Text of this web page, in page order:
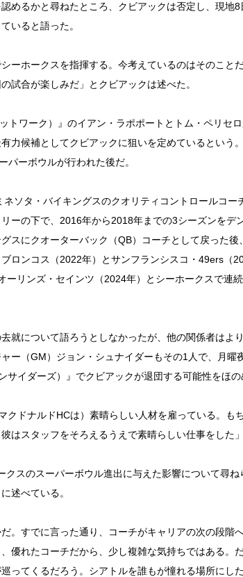
めるかと尋ねたところ、クビアックは否定し、現地
いると語った。
シーホークスを指揮する。今考えているのはそのこと
試合が楽しみだ」とクビアックは述べた。
トワーク）』のイアン・ラポポートとトム・ペリセ
力候補としてクビアックに狙いを定めているという
パーボウルが行われた後だ。
ソタ・バイキングスのクオリティコントロールコ
ーの下で、2016年から2018年までの3シーズンをデ
スにクオーターバック（QB）コーチとして戻った
ロンコス（2022年）とサンフランシスコ・49ers（
ーリンズ・セインツ（2024年）とシーホークスで連
就について語ろうとしなかったが、他の関係者はよ
ー（GM）ジョン・シュナイダーもその1人で、月曜
サイダーズ）』でクビアックが退団する可能性をほの
クドナルドHCは）素晴らしい人材を雇っている。も
はスタッフをそろえるうえで素晴らしい仕事をした
クスのスーパーボウル進出に与えた影響について尋
述べている。
だ。すでに言った通り、コーチがキャリアの次の段階
優れたコーチだから、少し複雑な気持ちではある。
ってくるだろう。シアトルを誰もが憧れる場所にし